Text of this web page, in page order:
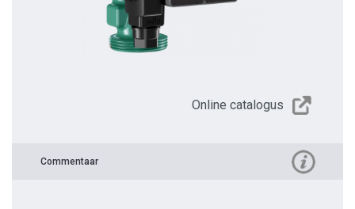
Online catalogus
Commentaar